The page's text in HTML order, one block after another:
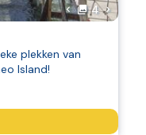
plekken van
Island!
Vorige foto
4foto's